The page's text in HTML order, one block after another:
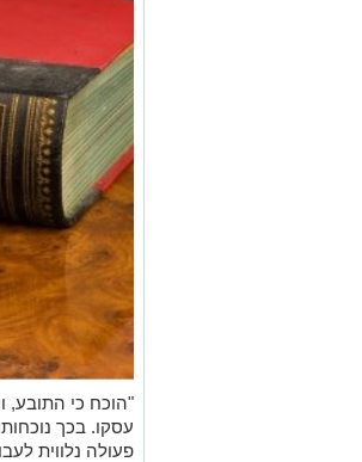
"הוכח כי התובע,
עסקו. בכך
פעולה נלווית